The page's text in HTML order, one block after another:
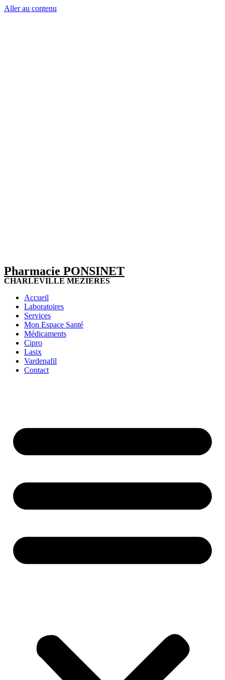
Aller au contenu
Pharmacie PONSINET
CHARLEVILLE MEZIERES
Accueil
Laboratoires
Services
Mon Espace Santé
Médicaments
Cipro
Lasix
Vardenafil
Contact